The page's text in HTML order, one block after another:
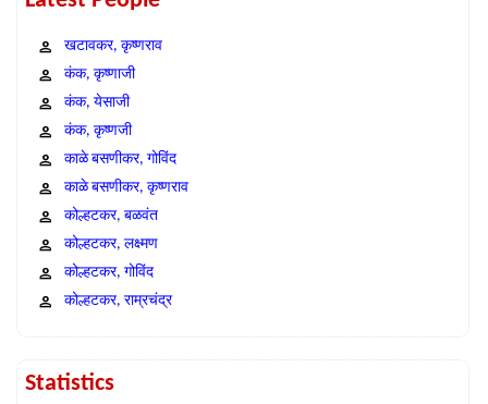
खटावकर, कृष्णराव
कंक, कृष्णाजी
कंक, येसाजी
कंक, कृष्णजी
काळे बसणीकर, गोविंद
काळे बसणीकर, कृष्णराव
कोल्हटकर, बळवंत
कोल्हटकर, लक्ष्मण
कोल्हटकर, गोविंद
कोल्हटकर, राम्रचंद्र
Statistics